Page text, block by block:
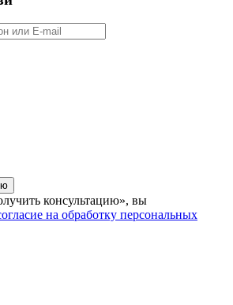
консультацию», вы
на обработку персональных
66м2 в Wongamat Tower Condo